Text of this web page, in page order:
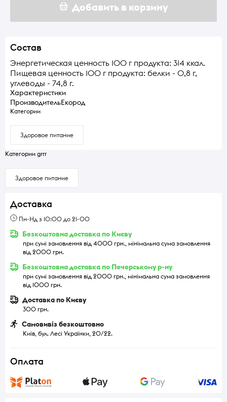
Добавить в корзину
Состав
Энергетическая ценность 100 г продукта: 314 ккал.
Пищевая ценность 100 г продукта: белки - 0,8 г,
углеводы - 74,8 г.
Характеристики
ПроизводительЕкород
Категории
Здоровое питание
Категории grrr
Здоровое питание
Доставка
Пн-Нд з 10:00 до 21-00
Безкоштовна доставка по Києву
при сумі замовлення від 4000 грн., мінімальна сума замовлення
від 2000 грн.
Безкоштовна доставка по Печерському р-ну
при сумі замовлення від 2000 грн., мінімальна сума замовлення
від 1000 грн.
Доставка по Києву
300 грн.
Самовивіз безкоштовно
Київ, бул. Лесі Українки, 20/22.
Оплата